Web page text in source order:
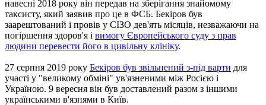
навесні 2018 року він передав на зберігання знайомому
таксисту, який заявив про це в ФСБ. Бекіров був
заарештований і провів у СІЗО дев'ять місяців, незважаючи на
погіршення здоров'я і вимогу Європейського суду з прав
людини перевести його в цивільну клініку.
27 серпня 2019 року Бекіров був звільнений з-під варти для
участі у "великому обміні" ув'язненими між Росією і
Україною. 9 вересня він був доставлений разом з іншими
українськими в'язнями в Київ.